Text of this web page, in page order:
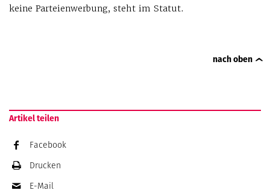
keine Parteienwerbung, steht im Statut.
nach oben
Artikel teilen
Facebook
Drucken
E-Mail